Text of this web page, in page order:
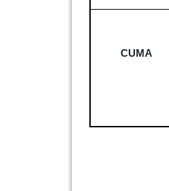
CUMA